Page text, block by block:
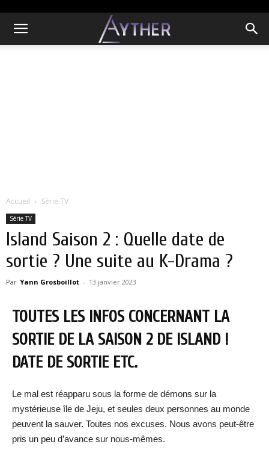
Accueil Série TV
Série TV
Island Saison 2 : Quelle date de
sortie ? Une suite au K-Drama ?
Par Yann Grosboillot - 13 janvier 2023
TOUTES LES INFOS CONCERNANT LA
SORTIE DE LA SAISON 2 DE ISLAND !
DATE DE SORTIE ETC.
Le mal est réapparu sous la forme de démons sur la
mystérieuse île de Jeju, et seules deux personnes au monde
peuvent la sauver. Toutes nos excuses. Nous avons peut-être
pris un peu d’avance sur nous-mêmes.